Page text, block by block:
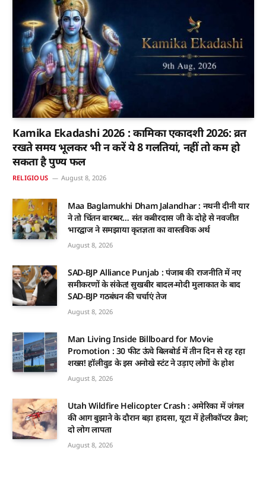
Kamika Ekadashi 2026 : कामिका एकादशी 2026: व्रत
रखते समय भूलकर भी न करें ये 8 गलतियां, नहीं तो कम हो
सकता है पुण्य फल
RELIGIOUS August 8, 2026
Maa Baglamukhi Dham Jalandhar : नथनी दीनी यार
ने तो चिंतन बारम्बर… संत कबीरदास जी के दोहे से नवजीत
भारद्वाज ने समझाया कृतज्ञता का वास्तविक अर्थ
August 8, 2026
SAD-BJP Alliance Punjab : पंजाब की राजनीति में नए
समीकरणों के संकेत! सुखबीर बादल-मोदी मुलाकात के बाद
SAD-BJP गठबंधन की चर्चाएं तेज
August 8, 2026
Man Living Inside Billboard for Movie
Promotion : 30 फीट ऊंचे बिलबोर्ड में तीन दिन से रह रहा
शख्स! हॉलीवुड के इस अनोखे स्टंट ने उड़ाए लोगों के होश
August 8, 2026
Utah Wildfire Helicopter Crash : अमेरिका में जंगल
की आग बुझाने के दौरान बड़ा हादसा, यूटा में हेलीकॉप्टर क्रैश;
दो लोग लापता
August 8, 2026